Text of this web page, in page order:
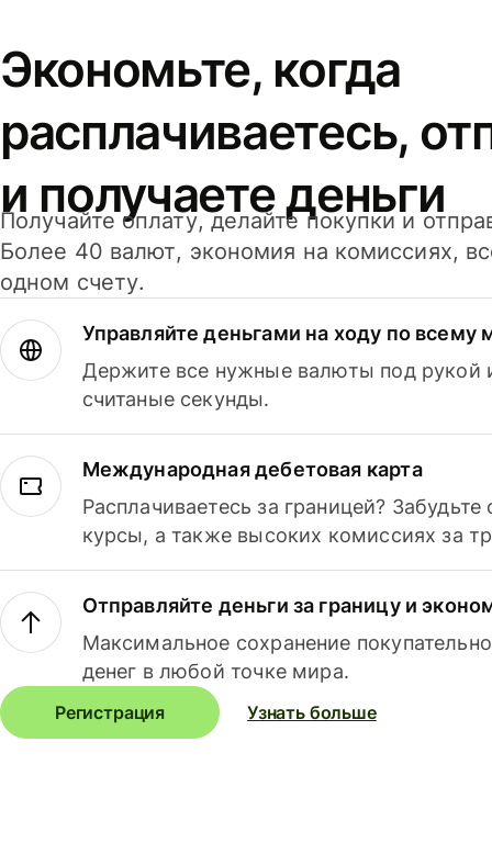
Экономьте, когда
расплачиваетесь,
и получаете деньги
Получайте оплату, делайте покупки и
Более 40 валют, экономия на комиссиях,
одном счету.
Управляйте деньгами на ходу по всему
Держите все нужные валюты под рукой
считаные секунды.
Международная дебетовая карта
Расплачиваетесь за границей?
курсы, а также высоких комиссиях за
Отправляйте деньги за границу и
Максимальное сохранение
денег в любой точке мира.
Регистрация Узнать больше